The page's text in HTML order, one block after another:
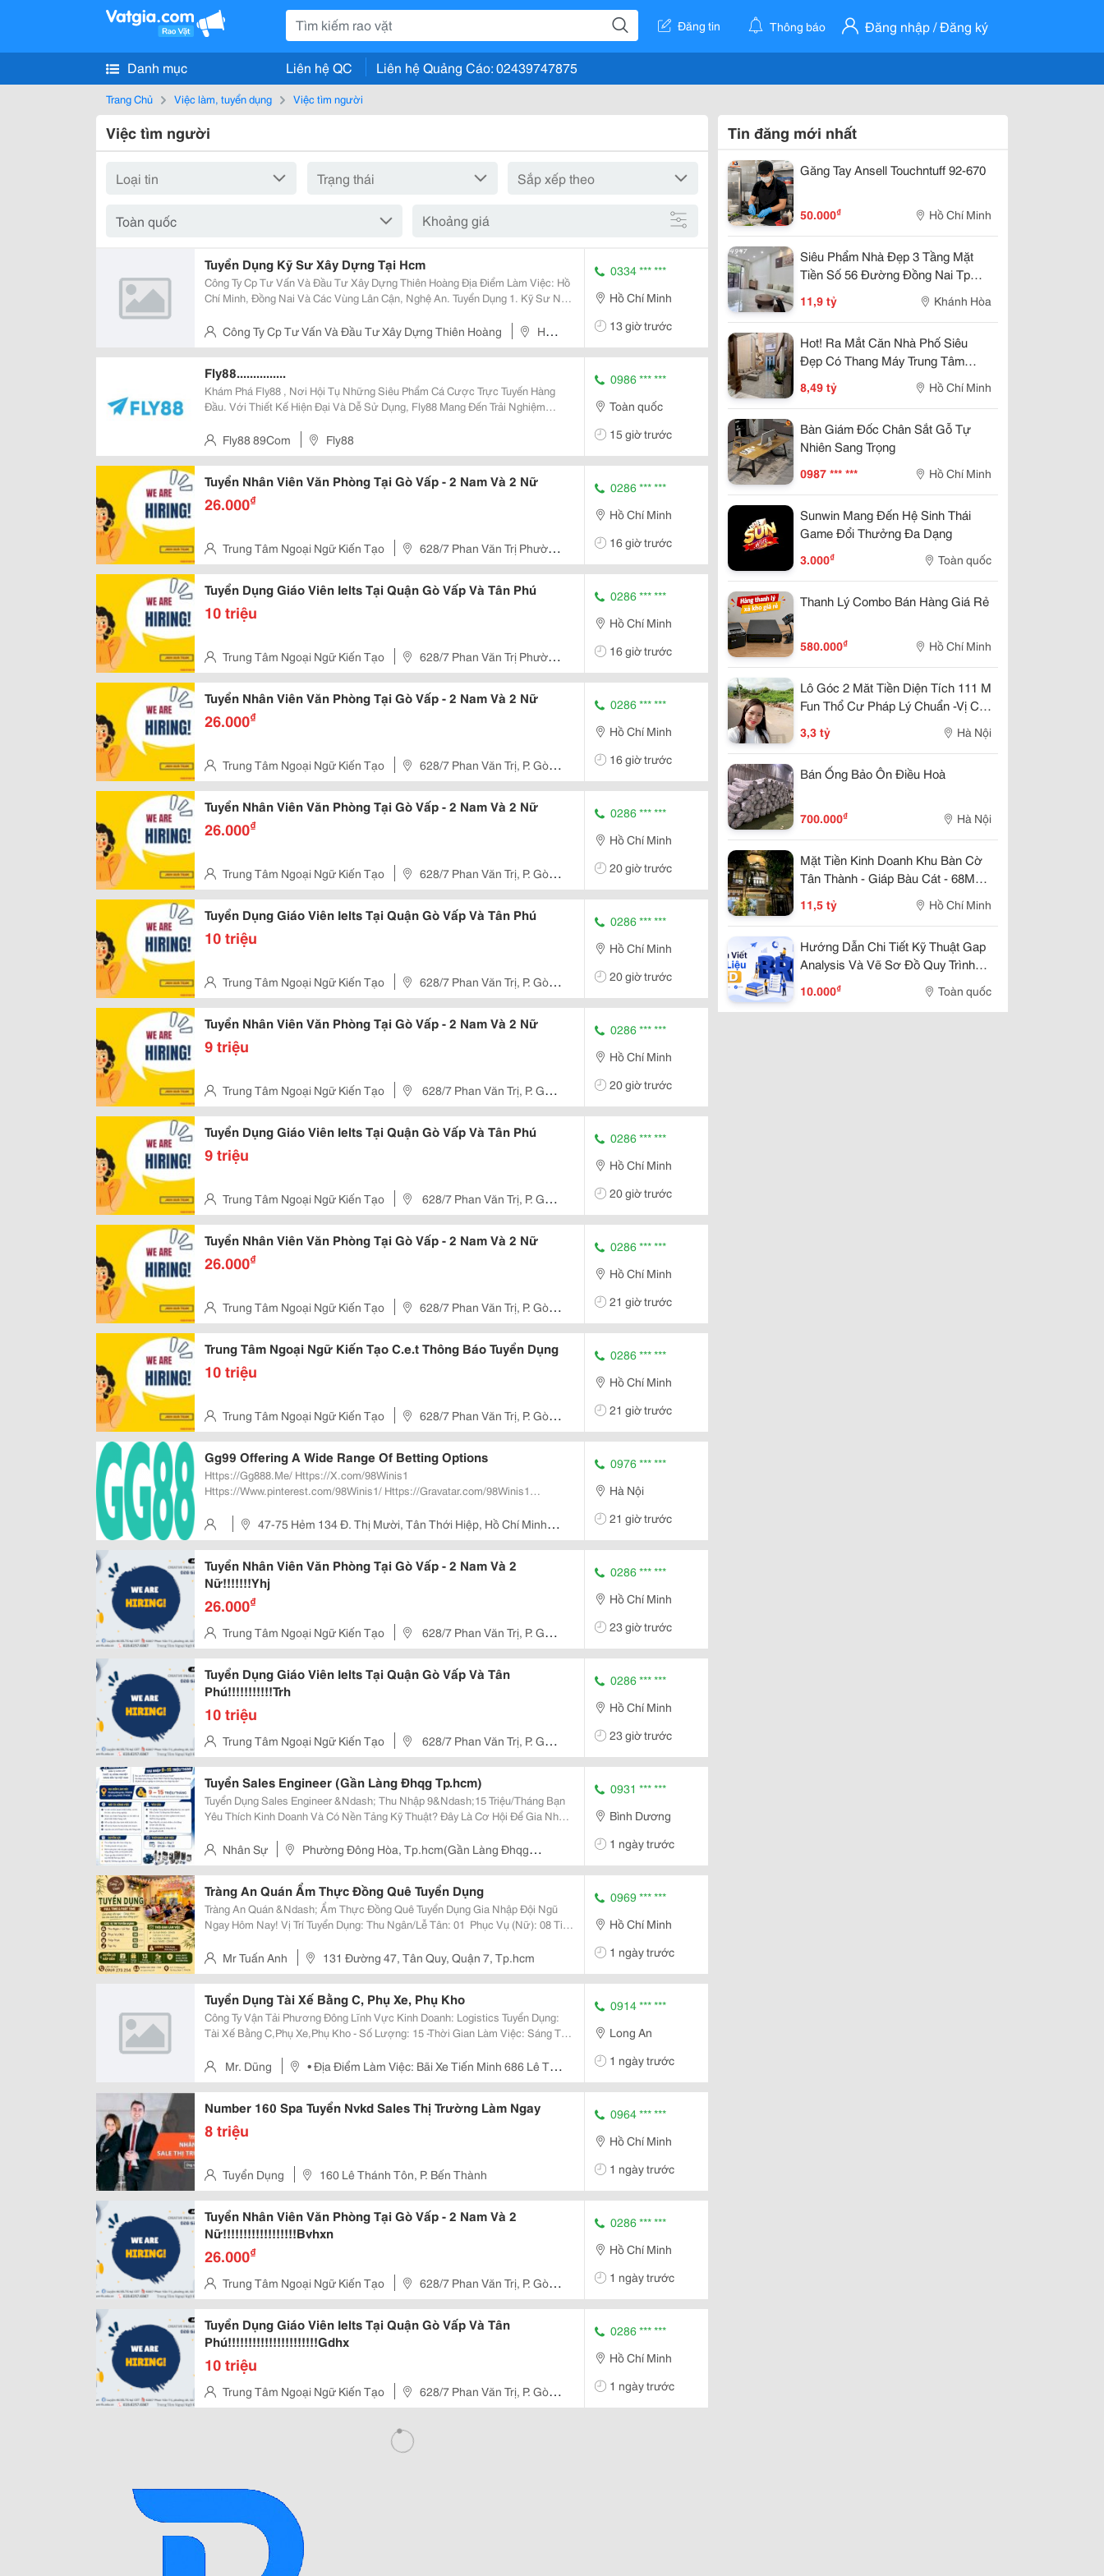
Đăng tin Thông báo Đăng nhập / Đăng ký
Danh mục Liên hệ QC Liên hệ Quảng Cáo: 02439747875
Trang Chủ Việc làm, tuyển dụng Việc tìm người
Việc tìm người
Khoảng giá
Tuyển Dụng Kỹ Sư Xây Dựng Tại Hcm
Công Ty Cp Tư Vấn Và Đầu Tư Xây Dựng Thiên Hoàng Địa Điểm Làm Việc: Hồ
Chí Minh, Đồng Nai Và Các Vùng Lân Cận, Nghệ An. Tuyển Dụng 1. Kỹ Sư Nội
Trình Giao Thông, Cầu...
Công Ty Cp Tư Vấn Và Đầu Tư Xây Dựng Thiên Hoàng
Hồ
Chí Minh
0334 *** ***
Hồ Chí Minh
13 giờ trước
Fly88...............
Khám Phá Fly88 , Nơi Hội Tụ Những Siêu Phẩm Cá Cược Trực Tuyến Hàng
Đầu. Với Thiết Kế Hiện Đại Và Dễ Sử Dụng, Fly88 Mang Đến Trải Nghiệm
Người Chơi Nằm Ở Hệ Thống Thanh Toán Rõ...
Fly88 89Com Fly88
0986 *** ***
Toàn quốc
15 giờ trước
Tuyển Nhân Viên Văn Phòng Tại Gò Vấp - 2 Nam Và 2 Nữ
26.000₫
Trung Tâm Ngoại Ngữ Kiến Tạo
628/7 Phan Văn Trị Phường
10, Quận Gò Vấp
0286 *** ***
Hồ Chí Minh
16 giờ trước
Tuyển Dụng Giáo Viên Ielts Tại Quận Gò Vấp Và Tân Phú
10 triệu
Trung Tâm Ngoại Ngữ Kiến Tạo
628/7 Phan Văn Trị Phường
10, Quận Gò Vấp
0286 *** ***
Hồ Chí Minh
16 giờ trước
Tuyển Nhân Viên Văn Phòng Tại Gò Vấp - 2 Nam Và 2 Nữ
26.000₫
Trung Tâm Ngoại Ngữ Kiến Tạo
628/7 Phan Văn Trị, P. Gò
Vấp, Hcm
0286 *** ***
Hồ Chí Minh
16 giờ trước
Tuyển Nhân Viên Văn Phòng Tại Gò Vấp - 2 Nam Và 2 Nữ
26.000₫
Trung Tâm Ngoại Ngữ Kiến Tạo
628/7 Phan Văn Trị, P. Gò
Vấp
0286 *** ***
Hồ Chí Minh
20 giờ trước
Tuyển Dụng Giáo Viên Ielts Tại Quận Gò Vấp Và Tân Phú
10 triệu
Trung Tâm Ngoại Ngữ Kiến Tạo
628/7 Phan Văn Trị, P. Gò
Vấp
0286 *** ***
Hồ Chí Minh
20 giờ trước
Tuyển Nhân Viên Văn Phòng Tại Gò Vấp - 2 Nam Và 2 Nữ
9 triệu
Trung Tâm Ngoại Ngữ Kiến Tạo
628/7 Phan Văn Trị, P. Gò
Vấp
0286 *** ***
Hồ Chí Minh
20 giờ trước
Tuyển Dụng Giáo Viên Ielts Tại Quận Gò Vấp Và Tân Phú
9 triệu
Trung Tâm Ngoại Ngữ Kiến Tạo
628/7 Phan Văn Trị, P. Gò
Vấp
0286 *** ***
Hồ Chí Minh
20 giờ trước
Tuyển Nhân Viên Văn Phòng Tại Gò Vấp - 2 Nam Và 2 Nữ
26.000₫
Trung Tâm Ngoại Ngữ Kiến Tạo
628/7 Phan Văn Trị, P. Gò
Vấp
0286 *** ***
Hồ Chí Minh
21 giờ trước
Trung Tâm Ngoại Ngữ Kiến Tạo C.e.t Thông Báo Tuyển Dụng
10 triệu
Trung Tâm Ngoại Ngữ Kiến Tạo
628/7 Phan Văn Trị, P. Gò
Vấp
0286 *** ***
Hồ Chí Minh
21 giờ trước
Gg99 Offering A Wide Range Of Betting Options
Https://Gg888.Me/ Https://X.com/98Winis1
Https://Www.pinterest.com/98Winis1/ Https://Gravatar.com/98Winis1
Https://Coub.com/98Winis1 Https://Noti.st/Megancurtis ...
47-75 Hẻm 134 Đ. Thị Mười, Tân Thới Hiệp, Hồ Chí Minh,
Vietnam
0976 *** ***
Hà Nội
21 giờ trước
Tuyển Nhân Viên Văn Phòng Tại Gò Vấp - 2 Nam Và 2
Nữ!!!!!!!Yhj
26.000₫
Trung Tâm Ngoại Ngữ Kiến Tạo
628/7 Phan Văn Trị, P. Gò
Vấp
0286 *** ***
Hồ Chí Minh
23 giờ trước
Tuyển Dụng Giáo Viên Ielts Tại Quận Gò Vấp Và Tân
Phú!!!!!!!!!!!Trh
10 triệu
Trung Tâm Ngoại Ngữ Kiến Tạo
628/7 Phan Văn Trị, P. Gò
Vấp
0286 *** ***
Hồ Chí Minh
23 giờ trước
Tuyển Sales Engineer (Gần Làng Đhqg Tp.hcm)
Tuyển Dụng Sales Engineer &Ndash; Thu Nhập 9&Ndash;15 Triệu/Tháng Bạn
Yêu Thích Kinh Doanh Và Có Nền Tảng Kỹ Thuật? Đây Là Cơ Hội Để Gia Nhập
Chuyên Cung Cấp Thiết Bị Công Nghiệp...
Nhân Sự
Phường Đông Hòa, Tp.hcm(Gần Làng Đhqg
Tp.hcm)
0931 *** ***
Bình Dương
1 ngày trước
Tràng An Quán Ẩm Thực Đồng Quê Tuyển Dụng
Tràng An Quán &Ndash; Ẩm Thực Đồng Quê Tuyển Dụng Gia Nhập Đội Ngũ
Ngay Hôm Nay! Vị Trí Tuyển Dụng: Thu Ngân/Lễ Tân: 01 ️ Phục Vụ (Nữ): 08 Tiếp
22:00 (Nghỉ Giữa Ca...
Mr Tuấn Anh 131 Đường 47, Tân Quy, Quận 7, Tp.hcm
0969 *** ***
Hồ Chí Minh
1 ngày trước
Tuyển Dụng Tài Xế Bằng C, Phụ Xe, Phụ Kho
Công Ty Vận Tải Phương Đông Lĩnh Vực Kinh Doanh: Logistics Tuyển Dụng:
Tài Xế Bằng C,Phụ Xe,Phụ Kho - Số Lượng: 15 -Thời Gian Làm Việc: Sáng Từ
Phố Hn, Các Tỉnh...
Mr. Dũng
• Địa Điểm Làm Việc: Bãi Xe Tiến Minh 686 Lê Thị
Riêng, P Thới An, Hcm
0914 *** ***
Long An
1 ngày trước
Number 160 Spa Tuyển Nvkd Sales Thị Trường Làm Ngay
8 triệu
Tuyển Dụng 160 Lê Thánh Tôn, P. Bến Thành
0964 *** ***
Hồ Chí Minh
1 ngày trước
Tuyển Nhân Viên Văn Phòng Tại Gò Vấp - 2 Nam Và 2
Nữ!!!!!!!!!!!!!!!!!!Bvhxn
26.000₫
Trung Tâm Ngoại Ngữ Kiến Tạo
628/7 Phan Văn Trị, P. Gò
Vấp
0286 *** ***
Hồ Chí Minh
1 ngày trước
Tuyển Dụng Giáo Viên Ielts Tại Quận Gò Vấp Và Tân
Phú!!!!!!!!!!!!!!!!!!!!!!Gdhx
10 triệu
Trung Tâm Ngoại Ngữ Kiến Tạo
628/7 Phan Văn Trị, P. Gò
Vấp
0286 *** ***
Hồ Chí Minh
1 ngày trước
Tin đăng mới nhất
Găng Tay Ansell Touchntuff 92-670
50.000₫ Hồ Chí Minh
Siêu Phẩm Nhà Đẹp 3 Tầng Mặt
Tiền Số 56 Đường Đồng Nai Tp
11,9 tỷ Khánh Hòa
Hot! Ra Mắt Căn Nhà Phố Siêu
Đẹp Có Thang Máy Trung Tâm
8,49 tỷ Hồ Chí Minh
Bàn Giám Đốc Chân Sắt Gỗ Tự
Nhiên Sang Trọng
0987 *** *** Hồ Chí Minh
Sunwin Mang Đến Hệ Sinh Thái
Game Đổi Thưởng Đa Dạng
3.000₫ Toàn quốc
Thanh Lý Combo Bán Hàng Giá Rẻ
580.000₫ Hồ Chí Minh
Lô Góc 2 Măt Tiền Diện Tích 111 M
Fun Thổ Cư Pháp Lý Chuẩn -Vị Chí
Lô Đất Cực Thoáng Mát ,Đất Nằm
Mặt Đường Chục
3,3 tỷ Hà Nội
Bán Ống Bảo Ôn Điều Hoà
700.000₫ Hà Nội
Mặt Tiền Kinh Doanh Khu Bàn Cờ
Tân Thành - Giáp Bàu Cát - 68M² -
11,5 tỷ Hồ Chí Minh
Hướng Dẫn Chi Tiết Kỹ Thuật Gap
Analysis Và Vẽ Sơ Đồ Quy Trình
As-Is / To-Be Trong Dự Án Chuyển
Đổi Số
10.000₫ Toàn quốc